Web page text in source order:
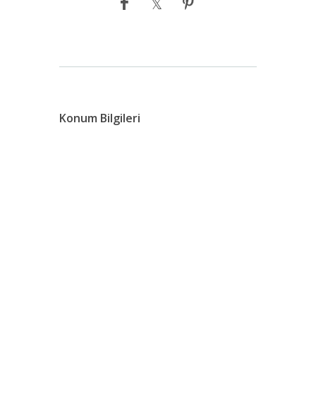
Konum Bilgileri